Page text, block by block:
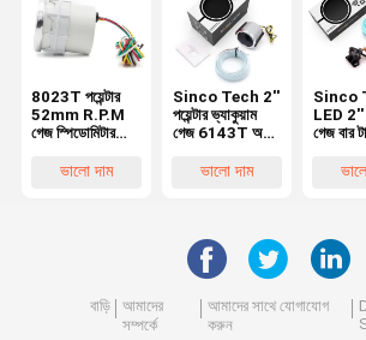
8023T পয়েন্টার
52mm R.P.M
গেজ স্পিডোমিটার
মোবাইল লেড
ভালো দাম
Sinco Tech 2''
পয়েন্টার ভ্যাকুয়াম
গেজ 6143T অটো
ভালো দাম
Sinco
LED 2''
গেজ বার
মোবাইল
বাড়ি
আমাদের
সম্পর্কে
আমাদের সাথে যোগাযোগ
করুন